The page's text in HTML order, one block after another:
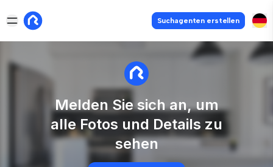
Suchagenten erstellen
Melden Sie sich an, um
alle Fotos und Details zu
sehen